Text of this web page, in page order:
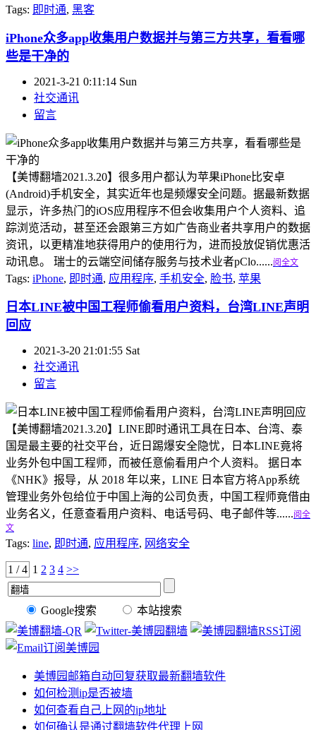
Tags: 即时通, 黑客
iPhone众多app收集用户数据并与第三方共享，看看哪
些是干净的
2021-3-21 0:11:14 Sun
社交通讯
留言
【美博翻墙2021.3.20】很多用户都认为苹果iPhone比安卓
(Android)手机安全，其实近年也是频爆安全问题。据最新数据
显示，许多热门的iOS应用程序不但会收集用户个人资料、追
踪浏览活动，甚至还会跟第三方如广告商业者共享用户的数据
资讯，以更精准地获得用户的使用行为，进而投放促销优惠活
动讯息。 瑞士的云端空间储存服务与技术业者pClo......阅全文
Tags: iPhone, 即时通, 应用程序, 手机安全, 脸书, 苹果
日本LINE被中国工程师偷看用户资料，台湾LINE声明
回应
2021-3-20 21:01:55 Sat
社交通讯
留言
【美博翻墙2021.3.20】LINE即时通讯工具在日本、台湾、泰
国是最主要的社交平台，近日踢爆安全隐忧，日本LINE竟将
业务外包中国工程师，而被任意偷看用户个人资料。 据日本
《NHK》报导，从 2018 年以来，LINE 日本官方将App系统
管理业务外包给位于中国上海的公司负责，中国工程师竟借由
业务名义，任意查看用户资料、电话号码、电子邮件等......阅全
文
Tags: line, 即时通, 应用程序, 网络安全
1 / 4 1 2 3 4 >>
Google搜索 本站搜索
美博园邮箱自动回复获取最新翻墙软件
如何检测ip是否被墙
如何查看自己上网的ip地址
如何确认是通过翻墙软件代理上网